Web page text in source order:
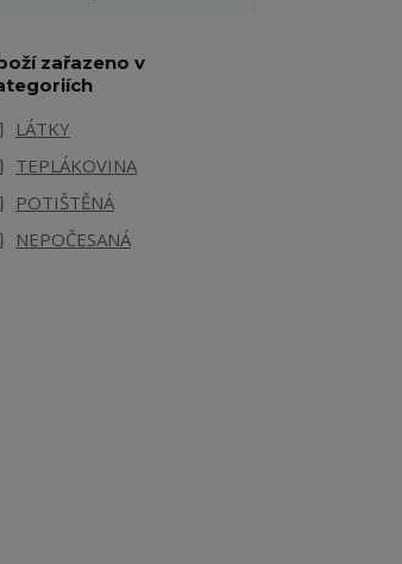
zařazeno v
LÁTKY
TEPLÁKOVINA
POTIŠTĚNÁ
NEPOČESANÁ